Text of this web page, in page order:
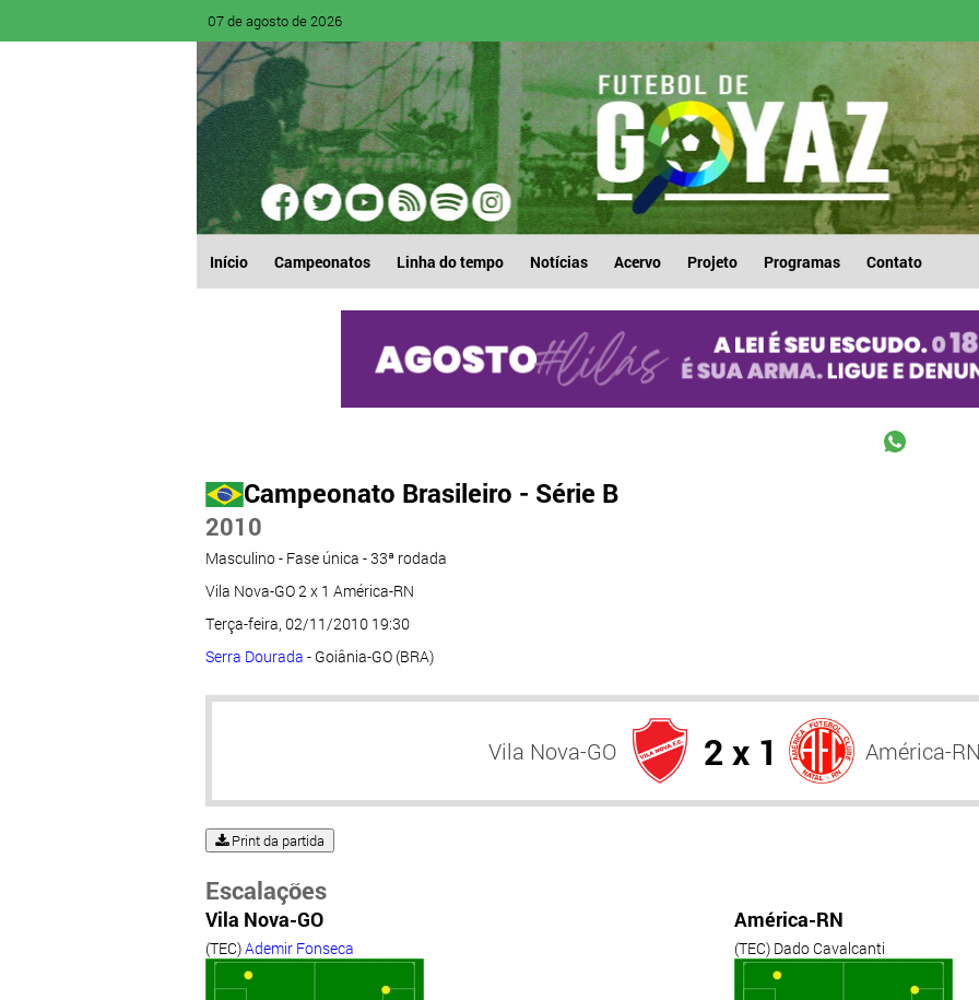
07 de agosto de 2026
Início Campeonatos Linha do tempo Notícias Acervo Projeto Programas Contato
Campeonato Brasileiro - Série B
2010
Masculino - Fase única - 33ª rodada
Vila Nova-GO 2 x 1 América-RN
Terça-feira, 02/11/2010 19:30
Serra Dourada - Goiânia-GO (BRA)
Vila Nova-GO 2 x 1 América-
Print da partida
Escalações
Vila Nova-GO
(TEC)Ademir Fonseca
América-RN
(TEC) Dado Cavalcanti